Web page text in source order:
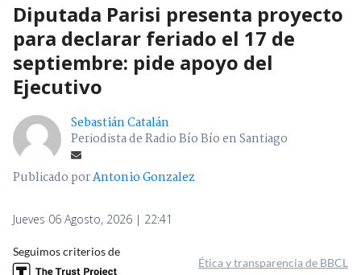
Diputada Parisi presenta proyecto
para declarar feriado el 17 de
septiembre: pide apoyo del
Ejecutivo
Sebastián Catalán
Periodista de Radio Bío Bío en Santiago
Publicado porAntonio Gonzalez
Jueves 06 Agosto, 2026 | 22:41
Seguimos criterios de
Ética y transparencia de BBCL